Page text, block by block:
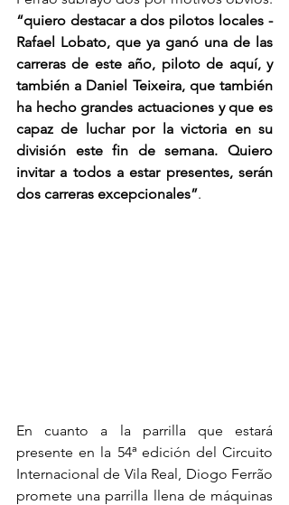
“quiero destacar a dos pilotos locales -
Rafael Lobato, que ya ganó una de las
carreras de este año, piloto de aquí, y
también a Daniel Teixeira, que también
ha hecho grandes actuaciones y que es
capaz de luchar por la victoria en su
división este fin de semana. Quiero
invitar a todos a estar presentes, serán
dos carreras excepcionales”.
En cuanto a la parrilla que estará
presente en la 54ª edición del Circuito
Internacional de Vila Real, Diogo Ferrão
promete una parrilla llena de máquinas